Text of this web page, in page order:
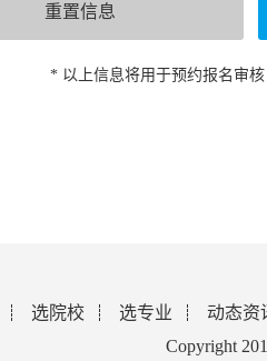
* 以上信息将用于预约报名审
选院校 选专业
动态资
Copyright